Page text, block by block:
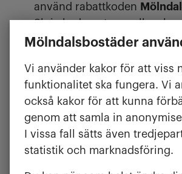
Mölndalsbostäder
Vi använder kakor för att viss
funktionalitet ska fungera. Vi
också kakor för att kunna
genom att samla in
I vissa fall sätts även
statistik och marknadsföring.
använd rabattkoden
Skriv koden utan
Det går också bra att
plats. Avgiften betalas då
simlärarna. Tala om att du
Mölndalsbostäder och
kontaktuppgifter.